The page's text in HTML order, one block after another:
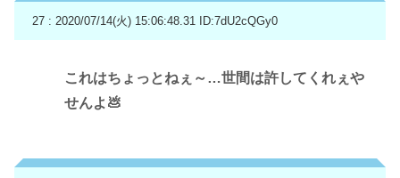
27 : 2020/07/14(火) 15:06:48.31 ID:7dU2cQGy0
これはちょっとねぇ～…世間は許してくれぇや
せんよ💩